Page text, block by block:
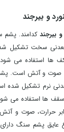
و بیرجند
بیرجند کدامند.
سخت تشکیل
ها استفاده می
صوت و آتش است.
نرم تشکیل شده
سقف ها استفاده می
حرارت، صوت و
عایق پشم سنگ دارای